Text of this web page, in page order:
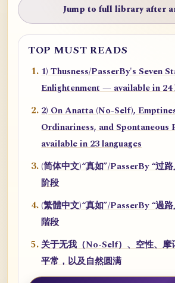
Jump to full library after
TOP MUST READS
1) Thusness/PasserBy's Seven
Enlightenment — available in 24
2) On Anatta (No-Self),
Ordinariness, and
available in 23 languages
(简体中文)“真如”/PasserBy “过
阶段
(繁體中文)“真如”/PasserBy “過
階段
关于无我（No-Self）、空性、摩
平常，以及自然圆满